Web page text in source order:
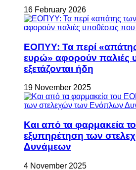
16 February 2026
ΕΟΠΥΥ: Τα περί
ευρώ» αφορούν παλιές
εξετάζονται ήδη
19 November 2025
Και από τα φαρμακεία
εξυπηρέτηση των
Δυνάμεων
4 November 2025